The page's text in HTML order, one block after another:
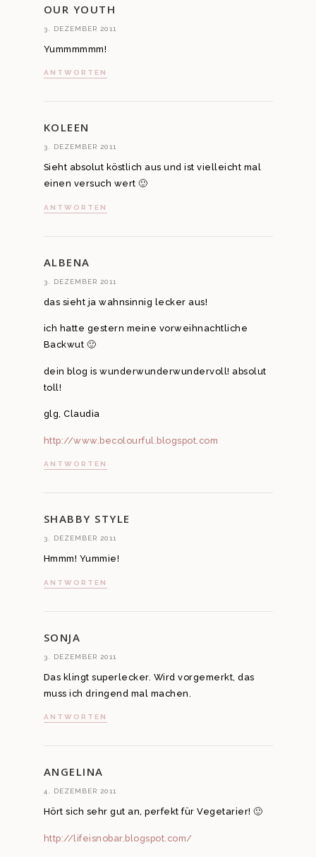
OUR YOUTH
3. DEZEMBER 2011
Yummmmmm!
ANTWORTEN
KOLEEN
3. DEZEMBER 2011
Sieht absolut köstlich aus und ist vielleicht mal
einen versuch wert 🙂
ANTWORTEN
ALBENA
3. DEZEMBER 2011
das sieht ja wahnsinnig lecker aus!
ich hatte gestern meine vorweihnachtliche
Backwut 🙂
dein blog is wunderwunderwundervoll! absolut
toll!
glg, Claudia
http://www.becolourful.blogspot.com
ANTWORTEN
SHABBY STYLE
3. DEZEMBER 2011
Hmmm! Yummie!
ANTWORTEN
SONJA
3. DEZEMBER 2011
Das klingt superlecker. Wird vorgemerkt, das
muss ich dringend mal machen.
ANTWORTEN
ANGELINA
4. DEZEMBER 2011
Hört sich sehr gut an, perfekt für Vegetarier! 🙂
http://lifeisnobar.blogspot.com/